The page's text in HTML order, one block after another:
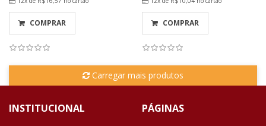
COMPRAR COMPRAR
Carregar mais produtos
INSTITUCIONAL PÁGINAS